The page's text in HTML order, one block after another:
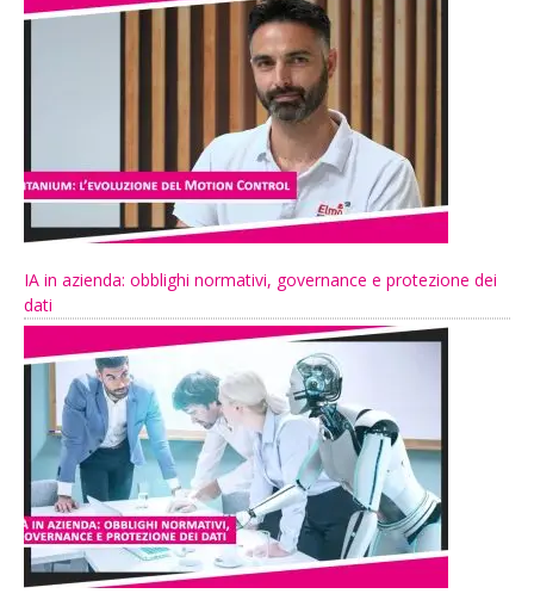
IA in azienda: obblighi normativi, governance e protezione dei
dati